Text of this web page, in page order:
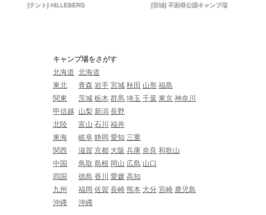
[テント] HILLEBERG [宮城] 不動尊公園キャンプ場
キャンプ場をさがす
北海道 北海道
東北
青森 岩手 宮城 秋田 山形 福島
関東
茨城 栃木 群馬 埼玉 千葉 東京 神奈川
甲信越
山梨 新潟 長野
北陸
富山 石川 福井
東海
岐阜 静岡 愛知 三重
関西
滋賀 京都 大阪 兵庫 奈良 和歌山
中国
鳥取 島根 岡山 広島 山口
四国
徳島 香川 愛媛 高知
九州
福岡 佐賀 長崎 熊本 大分 宮崎 鹿児島
沖縄
沖縄